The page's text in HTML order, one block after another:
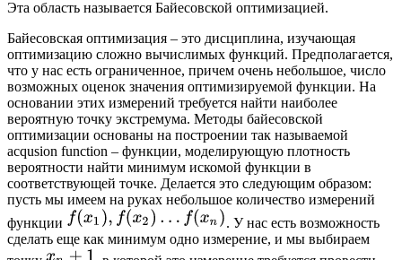
Эта область называется Байесовской оптимизацией.
Байесовская оптимизация – это дисциплина, изучающая
оптимизацию сложно вычислимых функций. Предполагается,
что у нас есть ограниченное, причем очень небольшое, число
возможных оценок значения оптимизируемой функции. На
основании этих измерений требуется найти наиболее
вероятную точку экстремума. Методы байесовской
оптимизации основаны на построении так называемой
acqusion function – функции, моделирующую плотность
вероятности найти минимум искомой функции в
соответствующей точке. Делается это следующим образом:
пусть мы имеем на руках небольшое количество измерений
функции
. У нас есть возможность
сделать еще как минимум одно измерение, и мы выбираем